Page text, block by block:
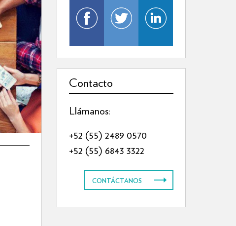
Contacto
Llámanos:
+52 (55) 2489 0570
+52 (55) 6843 3322
CONTÁCTANOS